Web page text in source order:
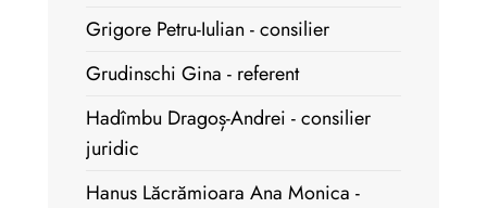
Grigore Petru-Iulian - consilier
Grudinschi Gina - referent
Hadîmbu Dragoș-Andrei - consilier
juridic
Hanus Lăcrămioara Ana Monica -